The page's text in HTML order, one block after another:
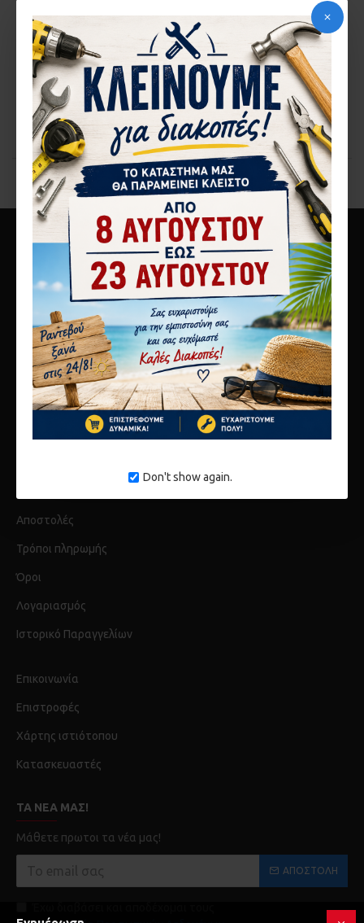
Don't show again.
INVERTER ARCMAX MAX
MIG135
156,26€
ΚΑΛΆΘΙ
Αγορά
You have reached the end of the list.
10ο χλμ Αθηνών Λαμίας
Μεταμόρφωση 14451
τηλ 2117808440
Αποστολές
Τρόποι πληρωμής
Όροι
Λογαριασμός
Ιστορικό Παραγγελίων
Επικοινωνία
Επιστροφές
Χάρτης ιστιότοπου
Κατασκευαστές
ΤΑ ΝΈΑ ΜΑΣ!
Μάθετε πρωτοι τα νέα μας!
ΑΠΟΣΤΟΛΉ